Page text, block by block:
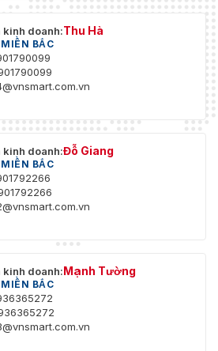
kinh doanh:Thu Hà
BẮC
kinh doanh:Đỗ Giang
BẮC
kinh doanh:Mạnh Tường
BẮC